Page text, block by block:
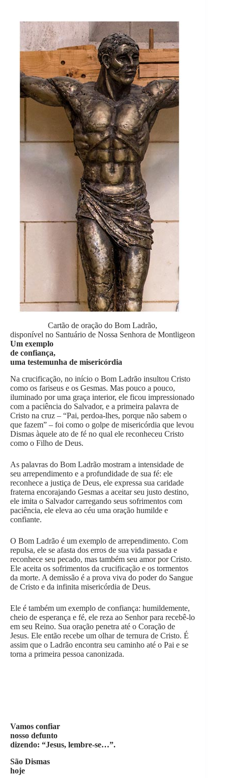
Cartão de oração do Bom Ladrão,
disponível no Santuário de Nossa Senhora de Montligeon
Um exemplo
de confiança,
uma testemunha de misericórdia
Na crucificação, no início o Bom Ladrão insultou Cristo
como os fariseus e os Gesmas. Mas pouco a pouco,
iluminado por uma graça interior, ele ficou impressionado
com a paciência do Salvador, e a primeira palavra de
Cristo na cruz – “Pai, perdoa-lhes, porque não sabem o
que fazem” – foi como o golpe de misericórdia que levou
Dismas àquele ato de fé no qual ele reconheceu Cristo
como o Filho de Deus.
As palavras do Bom Ladrão mostram a intensidade de
seu arrependimento e a profundidade de sua fé: ele
reconhece a justiça de Deus, ele expressa sua caridade
fraterna encorajando Gesmas a aceitar seu justo destino,
ele imita o Salvador carregando seus sofrimentos com
paciência, ele eleva ao céu uma oração humilde e
confiante.
O Bom Ladrão é um exemplo de arrependimento. Com
repulsa, ele se afasta dos erros de sua vida passada e
reconhece seu pecado, mas também seu amor por Cristo.
Ele aceita os sofrimentos da crucificação e os tormentos
da morte. A demissão é a prova viva do poder do Sangue
de Cristo e da infinita misericórdia de Deus.
Ele é também um exemplo de confiança: humildemente,
cheio de esperança e fé, ele reza ao Senhor para recebê-lo
em seu Reino. Sua oração penetra até o Coração de
Jesus. Ele então recebe um olhar de ternura de Cristo. É
assim que o Ladrão encontra seu caminho até o Pai e se
torna a primeira pessoa canonizada.
Vamos confiar
nosso defunto
dizendo: “Jesus, lembre-se…”.
São Dismas
hoje